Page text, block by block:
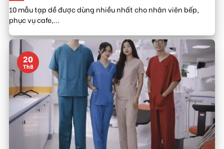
10 mẫu tạp dề được dùng nhiều nhất cho nhân viên bếp,
phục vụ cafe,...
20
Th8